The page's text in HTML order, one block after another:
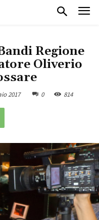
Regione
Oliverio
2017 0 814